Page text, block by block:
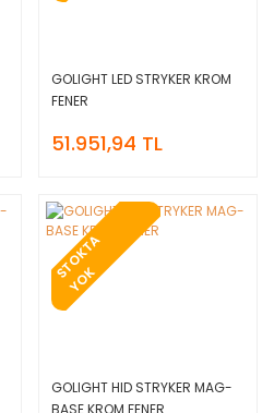
GOLIGHT LED STRYKER KROM
FENER
51.951,94 TL
S
T
O
K
T
A
Y
O
K
GOLIGHT HID STRYKER MAG-
BASE KROM FENER